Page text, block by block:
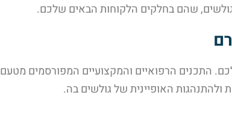
שהם בחלקים הלקוחות הבאים שלכם.
התכנים הרפואיים והמקצועיים המפורסמים מטעם
ולהתנהגות האופיינית של גולשים בה.